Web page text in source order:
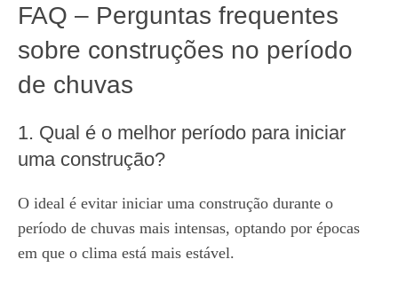
FAQ – Perguntas frequentes
sobre construções no período
de chuvas
1. Qual é o melhor período para iniciar
uma construção?
O ideal é evitar iniciar uma construção durante o
período de chuvas mais intensas, optando por épocas
em que o clima está mais estável.